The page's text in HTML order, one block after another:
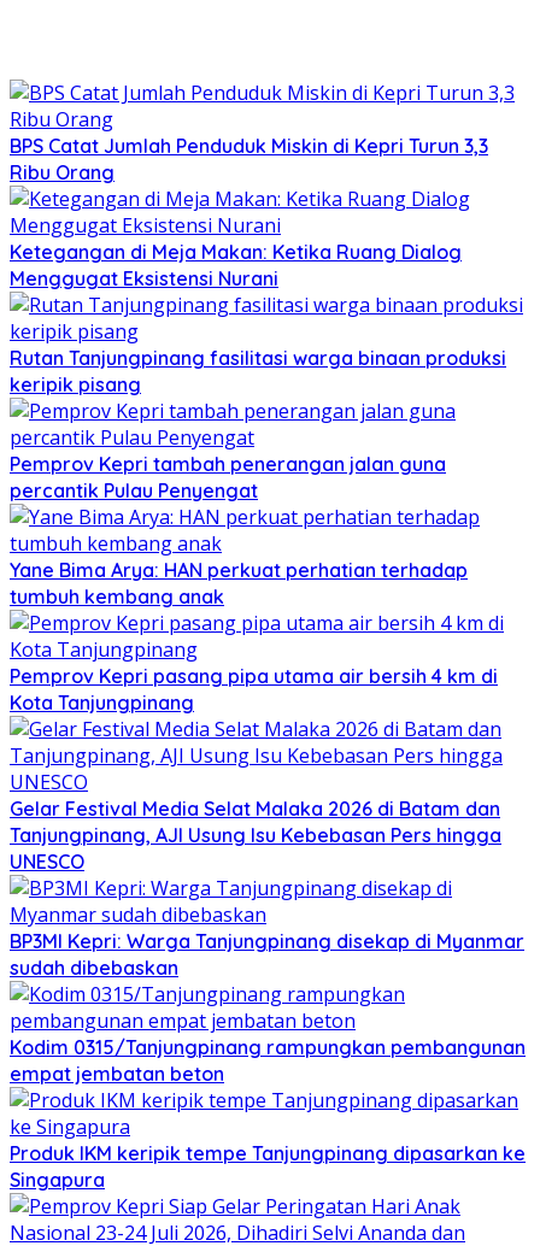
BPS Catat Jumlah Penduduk Miskin di Kepri Turun 3,3
Ribu Orang
Ketegangan di Meja Makan: Ketika Ruang Dialog
Menggugat Eksistensi Nurani
Rutan Tanjungpinang fasilitasi warga binaan produksi
keripik pisang
Pemprov Kepri tambah penerangan jalan guna
percantik Pulau Penyengat
Yane Bima Arya: HAN perkuat perhatian terhadap
tumbuh kembang anak
Pemprov Kepri pasang pipa utama air bersih 4 km di
Kota Tanjungpinang
Gelar Festival Media Selat Malaka 2026 di Batam dan
Tanjungpinang, AJI Usung Isu Kebebasan Pers hingga
UNESCO
BP3MI Kepri: Warga Tanjungpinang disekap di Myanmar
sudah dibebaskan
Kodim 0315/Tanjungpinang rampungkan pembangunan
empat jembatan beton
Produk IKM keripik tempe Tanjungpinang dipasarkan ke
Singapura